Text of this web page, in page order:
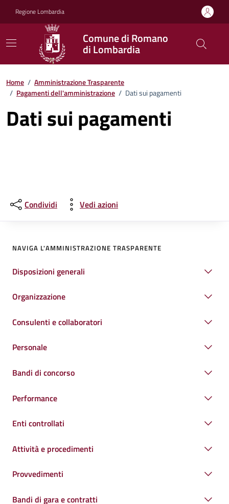
Regione Lombardia
Comune di Romano
di Lombardia
Home / Amministrazione Trasparente
/ Pagamenti dell'amministrazione / Dati sui pagamenti
Dati sui pagamenti
Condividi Vedi azioni
NAVIGA L'AMMINISTRAZIONE TRASPARENTE
Disposizioni generali
Organizzazione
Consulenti e collaboratori
Personale
Bandi di concorso
Performance
Enti controllati
Attività e procedimenti
Provvedimenti
Bandi di gara e contratti